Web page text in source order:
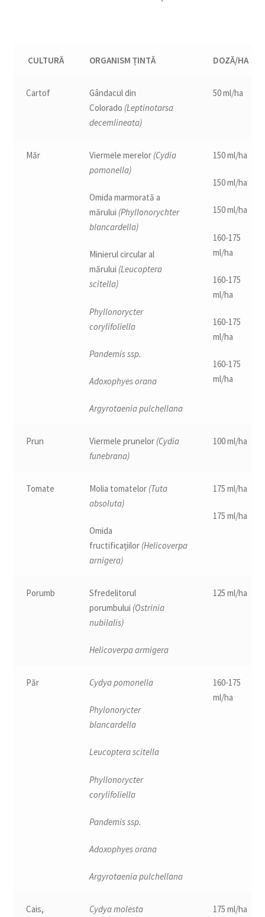
CULTURĂ ORGANISM ȚINTĂ DOZĂ/HA
Cartof
Gândacul din
Colorado (Leptinotarsa
decemlineata)
50 ml/ha
Măr Viermele merelor (Cydia
pomonella)
Omida marmorată a
mărului (Phyllonorychter
blancardella)
Minierul circular al
mărului (Leucoptera
scitella)
Phyllonorycter
corylifoliella
Pandemis ssp.
Adoxophyes orana
Argyrotaenia pulchellana
150 ml/ha
150 ml/ha
150 ml/ha
160-175
ml/ha
160-175
ml/ha
160-175
ml/ha
160-175
ml/ha
Prun Viermele prunelor (Cydia
funebrana)
100 ml/ha
Tomate Molia tomatelor (Tuta
absoluta)
Omida
fructificațiilor (Helicoverpa
arnigera)
175 ml/ha
175 ml/ha
Porumb
Sfredelitorul
porumbului (Ostrinia
nubilalis)
Helicoverpa armigera
125 ml/ha
Păr Cydya pomonella
Phylonorycter
blancardella
Leucoptera scitella
Phyllonorycter
corylifoliella
Pandemis ssp.
Adoxophyes orana
Argyrotaenia pulchellana
160-175
ml/ha
Cais,
Cydya molesta 175 ml/ha